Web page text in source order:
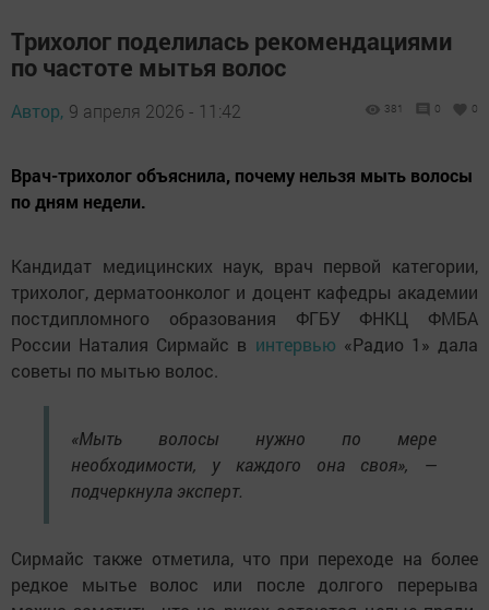
Трихолог поделилась рекомендациями
по частоте мытья волос
Автор, 9 апреля 2026 - 11:42 381 0 0
Врач-трихолог объяснила, почему нельзя мыть волосы
по дням недели.
Кандидат медицинских наук, врач первой категории,
трихолог, дерматоонколог и доцент кафедры академии
постдипломного образования ФГБУ ФНКЦ ФМБА
России Наталия Сирмайс в интервью «Радио 1» дала
советы по мытью волос.
«Мыть волосы нужно по мере
необходимости, у каждого она своя», —
подчеркнула эксперт.
Сирмайс также отметила, что при переходе на более
редкое мытье волос или после долгого перерыва